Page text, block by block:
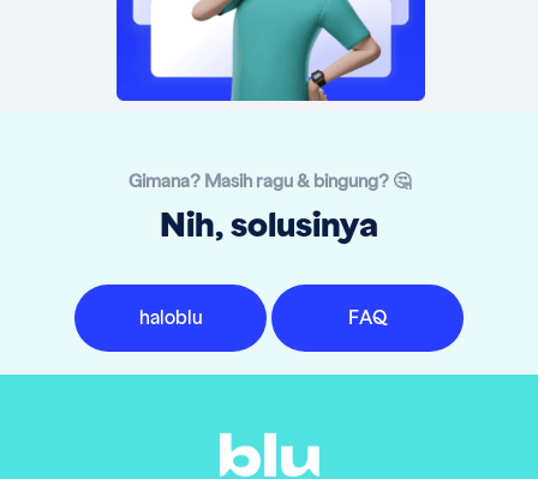
Gimana? Masih ragu & bingung? 🤔
Nih, solusinya
haloblu FAQ